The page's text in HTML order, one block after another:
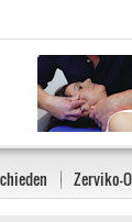
Zerviko-